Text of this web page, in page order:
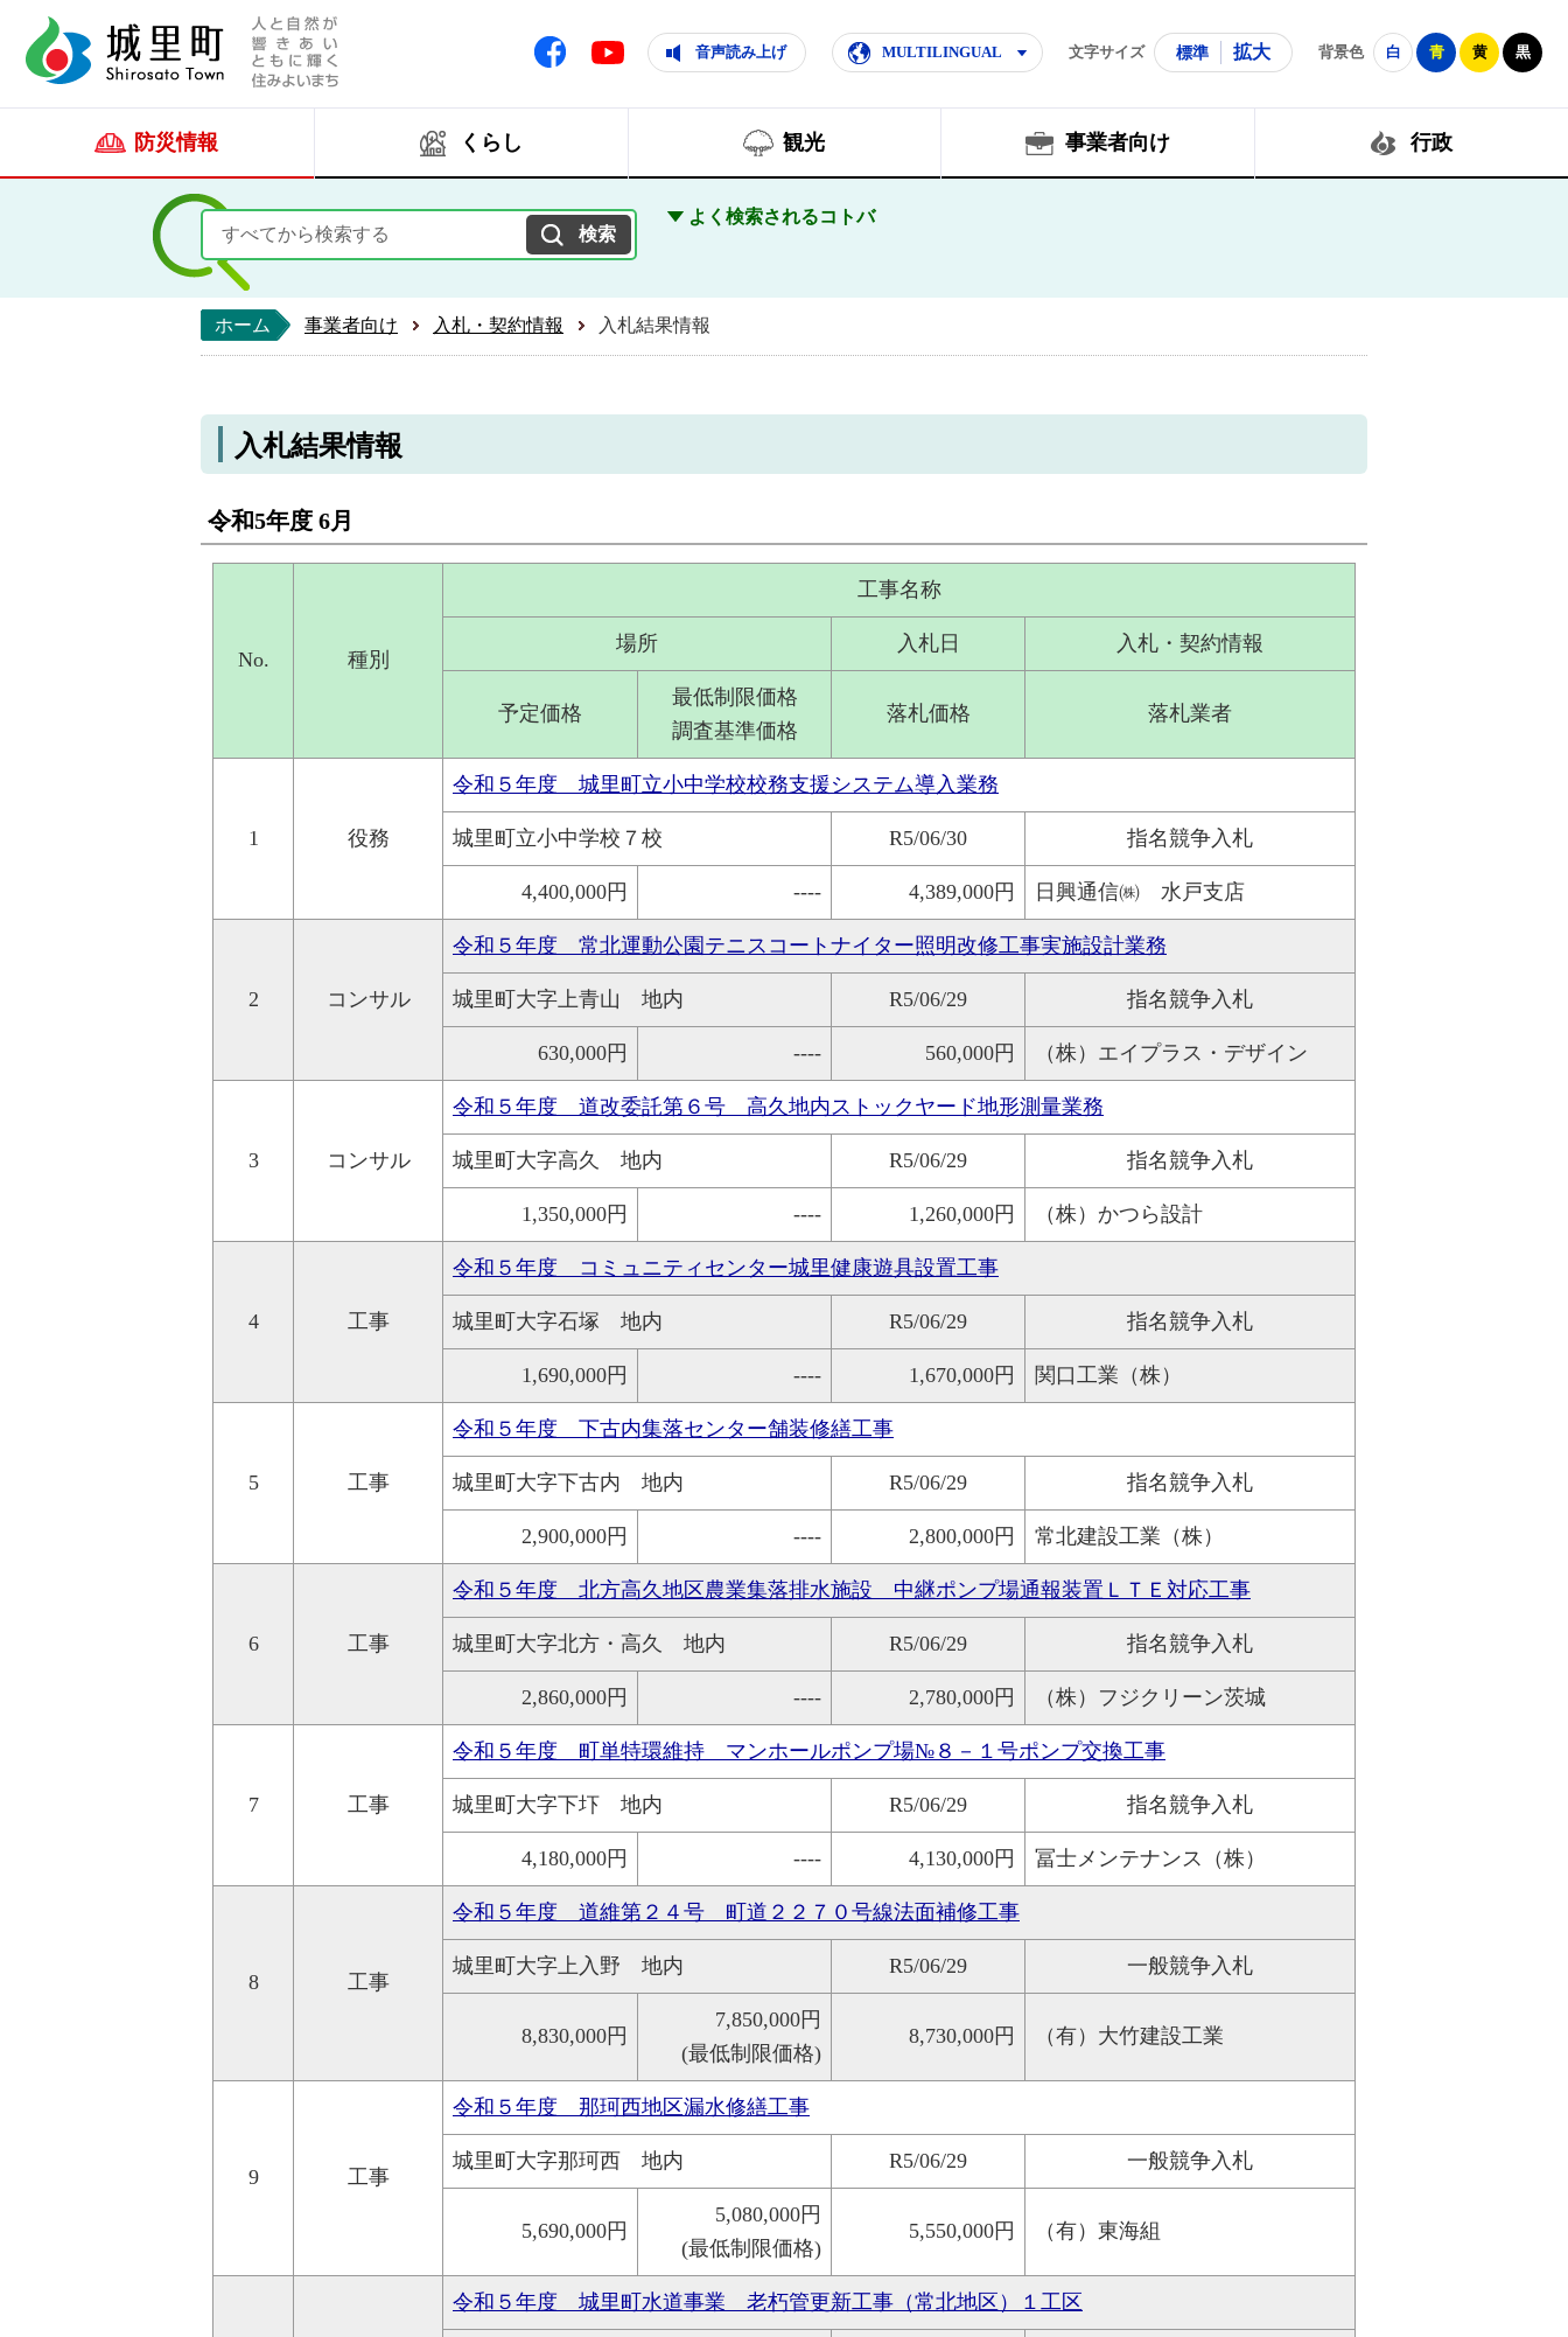
人と自然が響きあいともに輝く住みよいまち
Facebook Youtube 音声読み上げ MULTILINGUAL 文字サイズ 標準 拡大 背景色 白 青 黄 黒
防災情報 くらし 観光 事業者向け 行政
よく検索されるコトバ
ホーム 事業者向け 入札・契約情報 入札結果情報
入札結果情報
令和5年度 6月
No. 種別
工事名称
場所 入札日 入札・契約情報
予定価格
最低制限価格
調査基準価格
落札価格 落札業者
1 役務
令和５年度 城里町立小中学校校務支援システム導入業務
城里町立小中学校７校 R5/06/30 指名競争入札
4,400,000円 ---- 4,389,000円 日興通信㈱ 水戸支店
2 コンサル
令和５年度 常北運動公園テニスコートナイター照明改修工事実施設計業務
城里町大字上青山 地内 R5/06/29 指名競争入札
630,000円 ---- 560,000円 （株）エイプラス・デザイン
3 コンサル
令和５年度 道改委託第６号 高久地内ストックヤード地形測量業務
城里町大字高久 地内 R5/06/29 指名競争入札
1,350,000円 ---- 1,260,000円 （株）かつら設計
4 工事
令和５年度 コミュニティセンター城里健康遊具設置工事
城里町大字石塚 地内 R5/06/29 指名競争入札
1,690,000円 ---- 1,670,000円 関口工業（株）
5 工事
令和５年度 下古内集落センター舗装修繕工事
城里町大字下古内 地内 R5/06/29 指名競争入札
2,900,000円 ---- 2,800,000円 常北建設工業（株）
6 工事
令和５年度 北方高久地区農業集落排水施設 中継ポンプ場通報装置ＬＴＥ対応工事
城里町大字北方・高久 地内 R5/06/29 指名競争入札
2,860,000円 ---- 2,780,000円 （株）フジクリーン茨城
7 工事
令和５年度 町単特環維持 マンホールポンプ場№８－１号ポンプ交換工事
城里町大字下圷 地内 R5/06/29 指名競争入札
4,180,000円 ---- 4,130,000円 冨士メンテナンス（株）
8 工事
令和５年度 道維第２４号 町道２２７０号線法面補修工事
城里町大字上入野 地内 R5/06/29 一般競争入札
8,830,000円
7,850,000円
(最低制限価格)
8,730,000円 （有）大竹建設工業
9 工事
令和５年度 那珂西地区漏水修繕工事
城里町大字那珂西 地内 R5/06/29 一般競争入札
5,690,000円
5,080,000円
(最低制限価格)
5,550,000円 （有）東海組
令和５年度 城里町水道事業 老朽管更新工事（常北地区）１工区